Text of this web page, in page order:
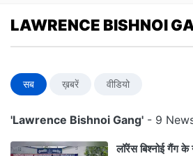
LAWRENCE BISHNOI
सब ख़बरें वीडियो
'Lawrence Bishnoi Gang' - 9
लॉरेंस बिश्नोई गैंग के